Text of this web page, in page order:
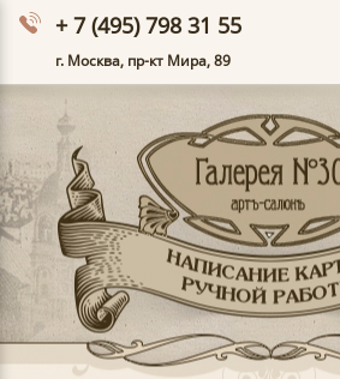
+ 7 (495) 798 31 55
г. Москва, пр-кт Мира, 89